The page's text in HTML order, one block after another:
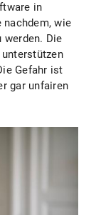
in
wie
Die
Gefahr ist
gar unfairen